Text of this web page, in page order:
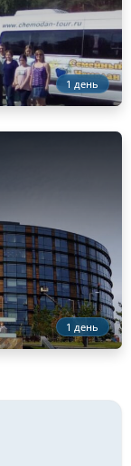
1 день
1 день